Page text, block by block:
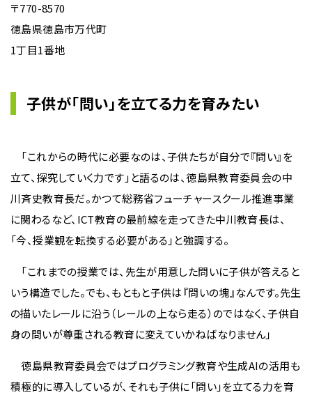
〒770-8570
徳島県徳島市万代町
1丁目1番地
子供が「問い」を立てる力を育みたい
「これからの時代に必要なのは、子供たちが自分で『問い』を
立て、探究していく力です」と語るのは、徳島県教育委員会の中
川斉史教育長だ。かつて総務省フューチャースクール推進事業
に関わるなど、ICT教育の最前線を走ってきた中川教育長は、
「今、授業観を転換する必要がある」と強調する。
「これまでの授業では、先生が用意した問いに子供が答えると
いう構造でした。でも、もともと子供は『問いの塊』なんです。先生
の描いたレールに沿う（レールの上なら走る）のではなく、子供自
身の問いが尊重される教育に変えていかねばなりません」
徳島県教育委員会ではプログラミング教育や生成AIの活用も
積極的に導入しているが、それも子供に「問い」を立てる力を育